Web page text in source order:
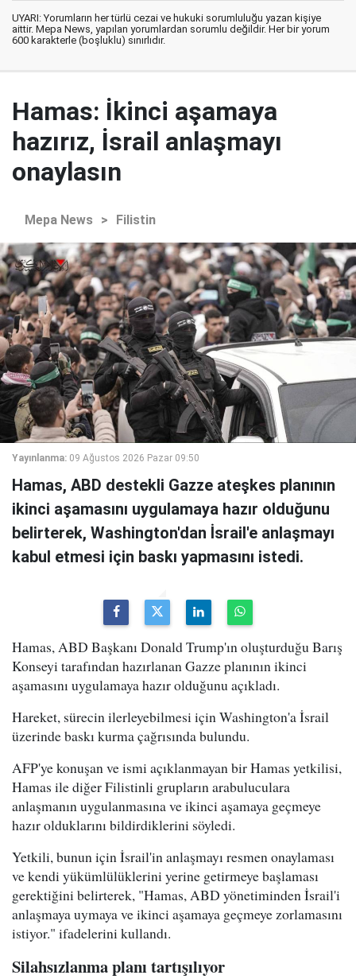
UYARI: Yorumların her türlü cezai ve hukuki sorumluluğu yazan kişiye
aittir. Mepa News, yapılan yorumlardan sorumlu değildir. Her bir yorum
600 karakterle (boşluklu) sınırlıdır.
Hamas: İkinci aşamaya
hazırız, İsrail anlaşmayı
onaylasın
Mepa News > Filistin
Yayınlanma: 09 Ağustos 2026 Pazar 09:50
Hamas, ABD destekli Gazze ateşkes planının
ikinci aşamasını uygulamaya hazır olduğunu
belirterek, Washington'dan İsrail'e anlaşmayı
kabul etmesi için baskı yapmasını istedi.
Hamas, ABD Başkanı Donald Trump'ın oluşturduğu Barış
Konseyi tarafından hazırlanan Gazze planının ikinci
aşamasını uygulamaya hazır olduğunu açıkladı.
Hareket, sürecin ilerleyebilmesi için Washington'a İsrail
üzerinde baskı kurma çağrısında bulundu.
AFP'ye konuşan ve ismi açıklanmayan bir Hamas yetkilisi,
Hamas ile diğer Filistinli grupların arabuluculara
anlaşmanın uygulanmasına ve ikinci aşamaya geçmeye
hazır olduklarını bildirdiklerini söyledi.
Yetkili, bunun için İsrail'in anlaşmayı resmen onaylaması
ve kendi yükümlülüklerini yerine getirmeye başlaması
gerektiğini belirterek, "Hamas, ABD yönetiminden İsrail'i
anlaşmaya uymaya ve ikinci aşamaya geçmeye zorlamasını
istiyor." ifadelerini kullandı.
Silahsızlanma planı tartışılıyor